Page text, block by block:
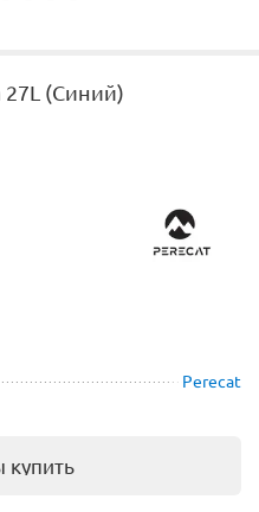
27L (Синий)
Perecat
купить